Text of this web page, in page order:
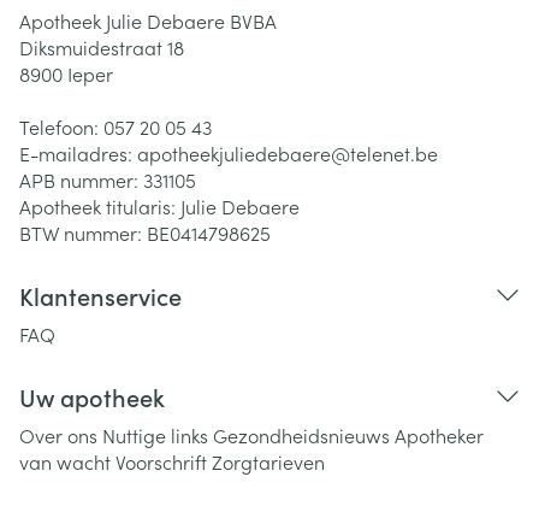
Apotheek Julie Debaere BVBA
Diksmuidestraat 18
8900 Ieper
Telefoon: 057 20 05 43
E-mailadres: apotheekjuliedebaere@telenet.be
APB nummer: 331105
Apotheek titularis: Julie Debaere
BTW nummer: BE0414798625
Klantenservice
FAQ
Uw apotheek
Over ons Nuttige links Gezondheidsnieuws Apotheker
van wachtVoorschriftZorgtarieven